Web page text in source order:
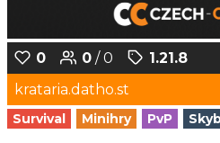
0 0 / 0
1.21.8
krataria.datho.st
Survival Minihry PvP